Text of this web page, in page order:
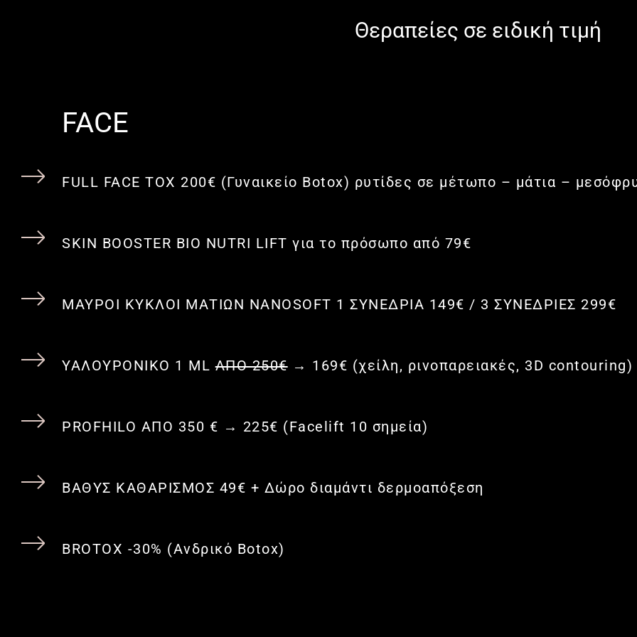
Θεραπείες σε ειδική τιμή
FACE
FULL FACE TOX 200€ (Γυναικείο Botox) ρυτίδες σε μέτωπο – μάτια –
SKIN BOOSTER BIO NUTRI LIFT για το πρόσωπο από 79€
ΜΑΥΡΟΙ ΚΥΚΛΟΙ ΜΑΤΙΩΝ NANOSOFT 1 ΣΥΝΕΔΡΙΑ 149€ / 3 ΣΥΝΕΔΡΙΕΣ 299€
ΥΑΛΟΥΡΟΝΙΚΟ 1 MLΑΠΟ 250€→ 169€ (χείλη, ρινοπαρειακές, 3D contouring)
PROFHILO ΑΠΟ 350 € → 225€ (Facelift 10 σημεία)
ΒΑΘΥΣ ΚΑΘΑΡΙΣΜΟΣ 49€ + Δώρο διαμάντι δερμοαπόξεση
BROTOX -30% (Ανδρικό Botox)